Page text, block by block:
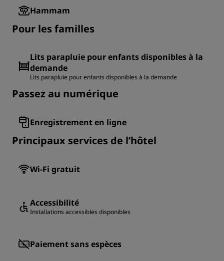
Hammam
Pour les familles
Lits parapluie pour enfants disponibles à la
demande
Lits parapluie pour enfants disponibles à la demande
Passez au numérique
Enregistrement en ligne
Principaux services de l’hôtel
Wi-Fi gratuit
Accessibilité
Installations accessibles disponibles
Paiement sans espèces